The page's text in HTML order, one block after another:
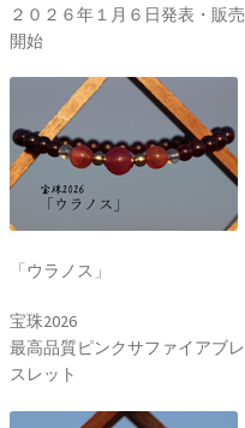
２０２６年１月６日発表・販売
開始
「ウラノス」
宝珠2026
最高品質ピンクサファイアブレ
スレット